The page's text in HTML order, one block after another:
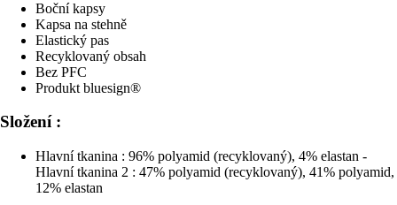
Boční kapsy
Kapsa na stehně
Elastický pas
Recyklovaný obsah
Bez PFC
Produkt bluesign®
Složení :
Hlavní tkanina : 96% polyamid (recyklovaný), 4% elastan -
Hlavní tkanina 2 : 47% polyamid (recyklovaný), 41% polyamid,
12% elastan